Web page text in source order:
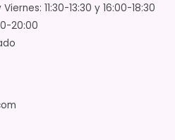
11:30-13:30 y 16:00-18:30
20:00